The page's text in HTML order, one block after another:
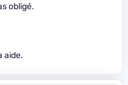
obligé.
aide.